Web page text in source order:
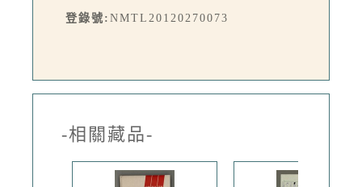
登錄號: NMTL20120270073
-相關藏品-